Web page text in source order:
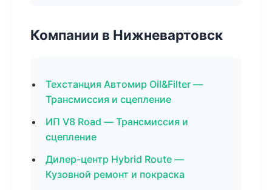
Компании в Нижневартовск
Техстанция Автомир Oil&Filter —
Трансмиссия и сцепление
ИП V8 Road — Трансмиссия и
сцепление
Дилер-центр Hybrid Route —
Кузовной ремонт и покраска